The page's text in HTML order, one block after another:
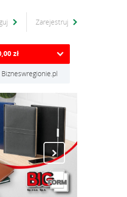
Zarejestruj
zł
Bizneswregionie.pl